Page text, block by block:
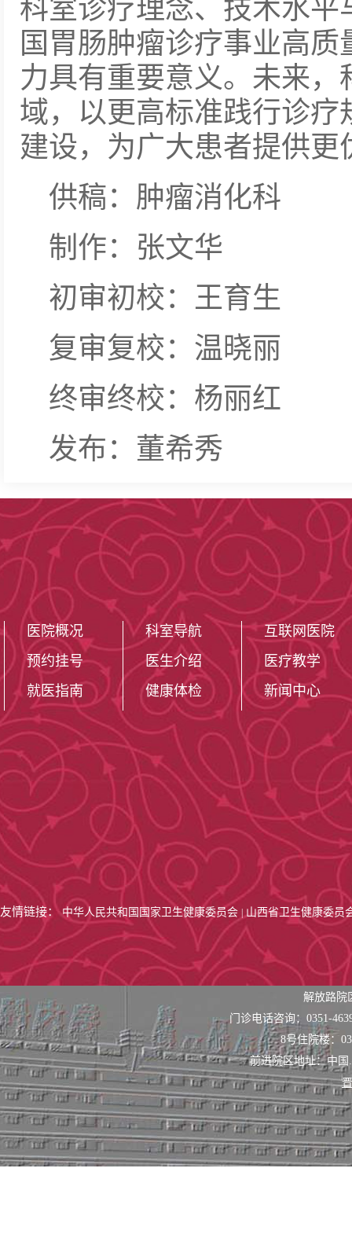
科室诊疗理念、技术水
国胃肠肿瘤诊疗事业高
力具有重要意义。未来
域，以更高标准践行诊
建设，为广大患者提供
供稿：肿瘤消化科
制作：张文华
初审初校：王育生
复审复校：温晓丽
终审终校：杨丽红
发布：董希秀
医院概况
预约挂号
就医指南
科室导航
医生介绍
健康体检
互联网医院
医疗教学
新闻中心
友情链接：中华人民共和国国家卫生健康委员会 | 山西省卫生健康委员
解放路
门诊电话咨询：0351-
8号住院楼：
前进院区地址：中